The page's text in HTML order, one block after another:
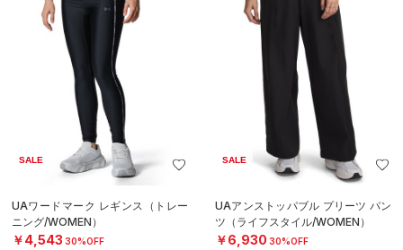
SALE
UAワードマーク レギンス（トレー
ニング/WOMEN）
￥4,543 30%OFF
SALE
UAアンストッパブル プリーツ パン
ツ（ライフスタイル/WOMEN）
￥6,930 30%OFF